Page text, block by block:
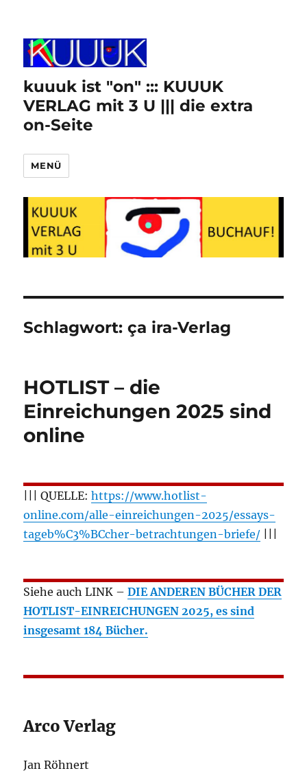
kuuuk ist "on" ::: KUUUK
VERLAG mit 3 U ||| die extra
on-Seite
MENÜ
Schlagwort:ça ira-Verlag
HOTLIST – die
Einreichungen 2025 sind
online
||| QUELLE:https://www.hotlist-
online.com/alle-einreichungen-2025/essays-
tageb%C3%BCcher-betrachtungen-briefe/
Siehe auch LINK –DIE ANDEREN BÜCHER DER
HOTLIST-EINREICHUNGEN 2025, es sind
insgesamt 184 Bücher.
Arco Verlag
Jan Röhnert